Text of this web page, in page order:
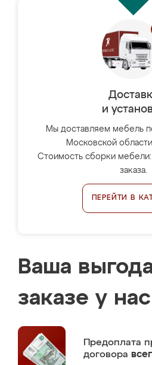
и
Мы доставляем мебель
Московской
Стоимость сборки
заказа.
ПЕРЕЙТИ В
Ваша
заказе у нас
Предоплата
договора